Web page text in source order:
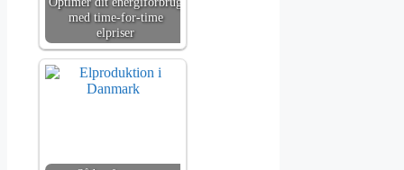
med time-for-time
elpriser